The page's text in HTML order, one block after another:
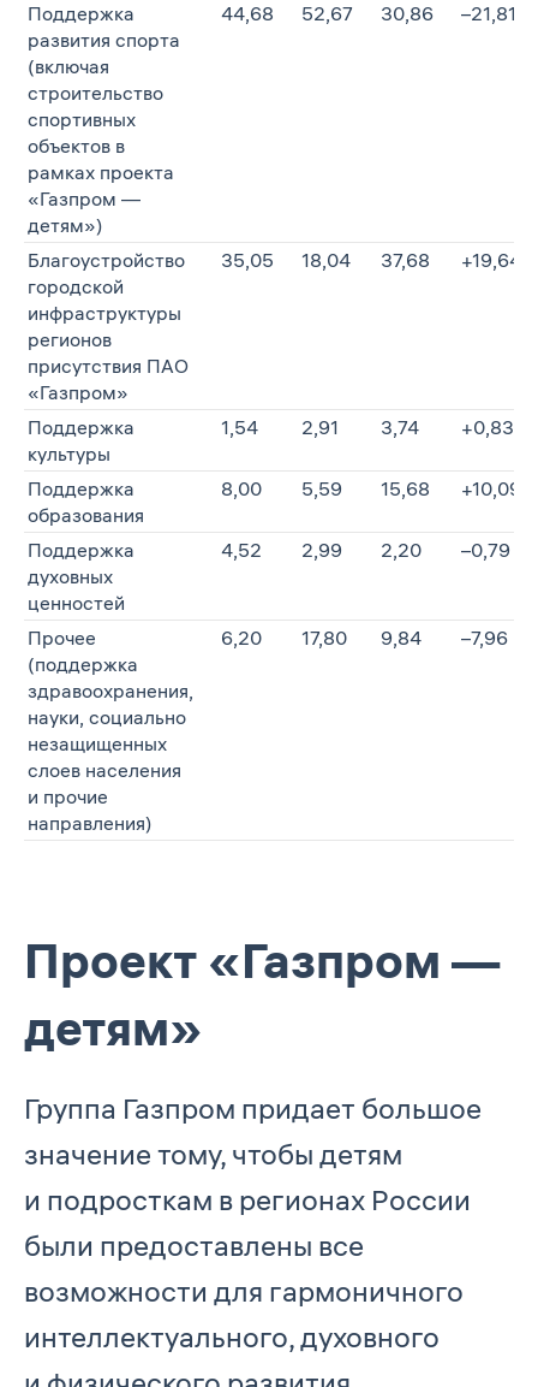
Поддержка
развития спорта
(включая
строительство
спортивных
объектов в
рамках проекта
«Газпром —
детям»)
44,68 52,67 30,86 –21,81
Благоустройство
городской
инфраструктуры
регионов
присутствия ПАО
«Газпром»
35,05 18,04 37,68 +19,64
Поддержка
культуры
1,54 2,91 3,74 +0,83
Поддержка
образования
8,00 5,59 15,68 +10,09
Поддержка
духовных
ценностей
4,52 2,99 2,20 –0,79
Прочее
(поддержка
здравоохранения,
науки, социально
незащищенных
слоев населения
и прочие
направления)
6,20 17,80 9,84 –7,96
Проект «Газпром —
детям»
Группа Газпром придает большое
значение тому, чтобы детям
и подросткам в регионах России
были предоставлены все
возможности для гармоничного
интеллектуального, духовного